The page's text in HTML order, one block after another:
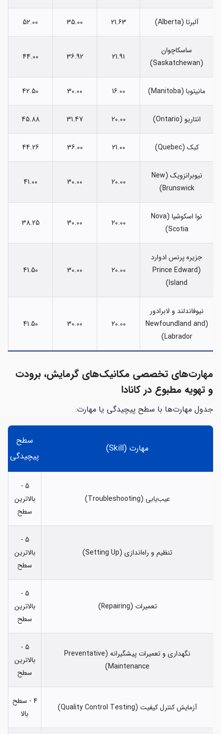
آلبرتا (Alberta) 21.63
35.00
52.00
ساسکاچوان
(Saskatchewan)
21.91
36.92
44.00
مانیتوبا (Manitoba) 16.00
30.00
42.50
انتاریو (Ontario) 20.00
31.47
45.88
کبک (Quebec) 21.00
36.00
44.26
نیوبرانزویک (New
Brunswick)
20.00
30.00
41.00
نوا اسکوشیا (Nova
Scotia)
20.00
30.00
38.25
جزیره پرنس ادوارد
(Prince Edward
Island)
20.00
30.00
41.50
نیوفاندلند و لابرادور
(Newfoundland and
Labrador)
20.00
30.00
41.50
مهارت‌های تخصصی مکانیک‌های گرمایش، برودت
و تهویه مطبوع در کانادا
جدول مهارت‌ها با سطح پیچیدگی یا مهارت:
مهارت (Skill)
سطح
پیچیدگی
عیب‌یابی (Troubleshooting)
5 -
بالاترین
سطح
تنظیم و راه‌اندازی (Setting Up)
5 -
بالاترین
سطح
تعمیرات (Repairing)
5 -
بالاترین
سطح
نگهداری و تعمیرات پیشگیرانه (Preventative
Maintenance)
5 -
بالاترین
سطح
آزمایش کنترل کیفیت (Quality Control Testing)
4 - سطح
بالا